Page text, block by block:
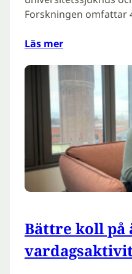
Forskningen omfattar
Läs mer
Bättre koll på